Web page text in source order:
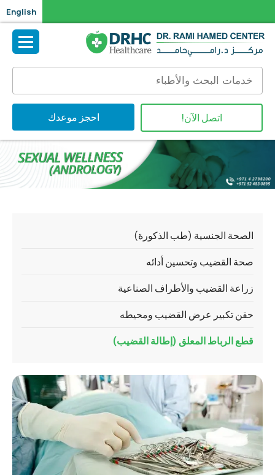
English
احجز موعدك اتصل الآن!
الصحة الجنسية (طب الذكورة)
صحة القضيب وتحسين أدائه
زراعة القضيب والأطراف الصناعية
حقن تكبير عرض القضيب ومحيطه
قطع الرباط المعلق (إطالة القضيب)